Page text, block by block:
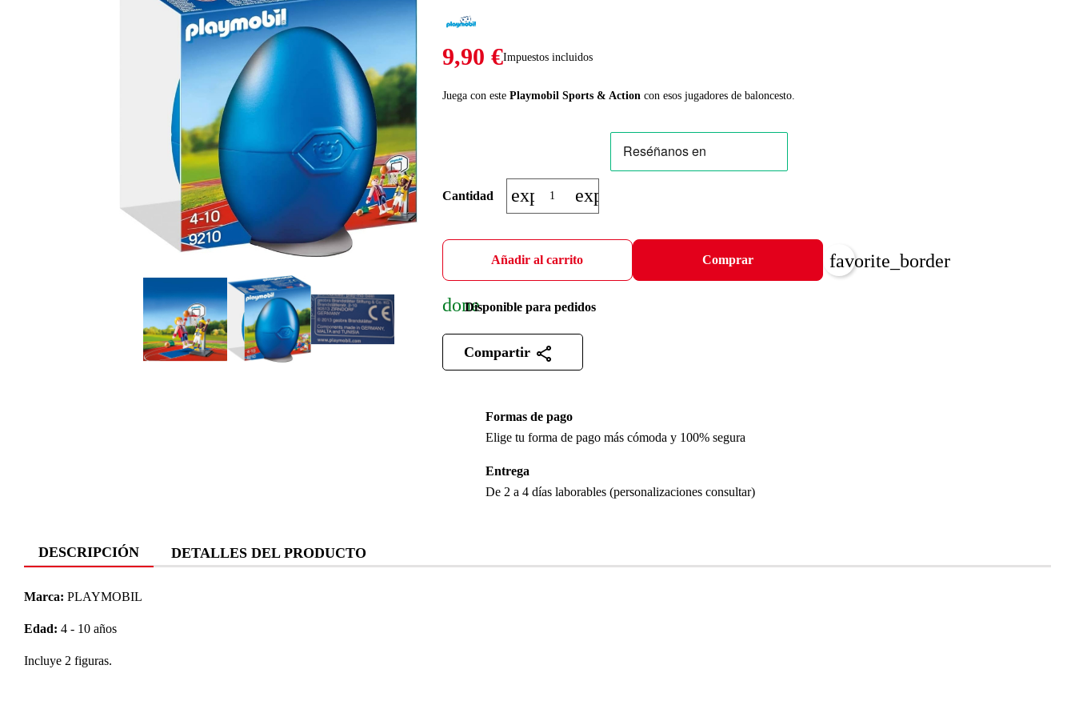
9,90 €Impuestos incluidos
Juega con estePlaymobil Sports & Action con esos jugadores de baloncesto.
Cantidad expand_moreexpand_less
Añadir al carrito Comprar favorite_border
doneDisponible para pedidos
Compartir
Formas de pago
Elige tu forma de pago más cómoda y 100% segura
Entrega
De 2 a 4 días laborables (personalizaciones consultar)
DESCRIPCIÓN DETALLES DEL PRODUCTO
Marca: PLAYMOBIL
Edad: 4 - 10 años
Incluye 2 figuras.